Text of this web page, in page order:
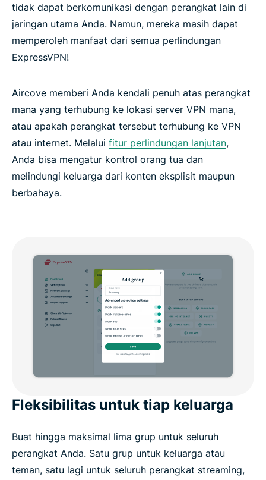
tidak dapat berkomunikasi dengan perangkat lain di
jaringan utama Anda. Namun, mereka masih dapat
memperoleh manfaat dari semua perlindungan
ExpressVPN!
Aircove memberi Anda kendali penuh atas perangkat
mana yang terhubung ke lokasi server VPN mana,
atau apakah perangkat tersebut terhubung ke VPN
atau internet. Melalui fitur perlindungan lanjutan,
Anda bisa mengatur kontrol orang tua dan
melindungi keluarga dari konten eksplisit maupun
berbahaya.
Fleksibilitas untuk tiap keluarga
Buat hingga maksimal lima grup untuk seluruh
perangkat Anda. Satu grup untuk keluarga atau
teman, satu lagi untuk seluruh perangkat streaming,